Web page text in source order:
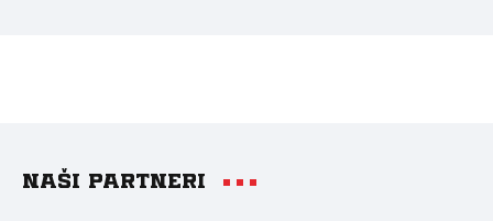
Naši partneri